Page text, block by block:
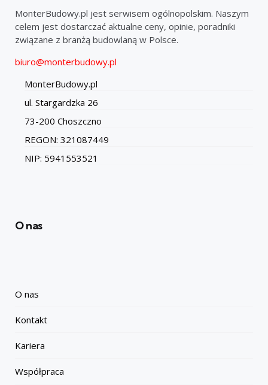
MonterBudowy.pl jest serwisem ogólnopolskim. Naszym
celem jest dostarczać aktualne ceny, opinie, poradniki
związane z branżą budowlaną w Polsce.
biuro@monterbudowy.pl
MonterBudowy.pl
ul. Stargardzka 26
73-200 Choszczno
REGON: 321087449
NIP: 5941553521
O nas
O nas
Kontakt
Kariera
Współpraca